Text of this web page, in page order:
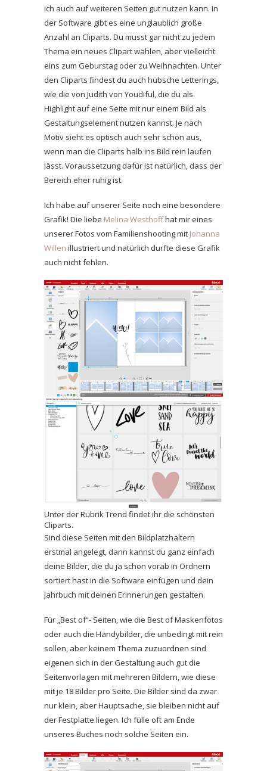
ich auch auf weiteren Seiten gut nutzen kann. In
der Software gibt es eine unglaublich große
Anzahl an Cliparts. Du musst gar nicht zu jedem
Thema ein neues Clipart wählen, aber vielleicht
eins zum Geburstag oder zu Weihnachten. Unter
den Cliparts findest du auch hübsche Letterings,
wie die von Judith von Youdiful, die du als
Highlight auf eine Seite mit nur einem Bild als
Gestaltungselement nutzen kannst. Je nach
Motiv sieht es optisch auch sehr schön aus,
wenn man die Cliparts halb ins Bild rein laufen
lässt. Voraussetzung dafür ist natürlich, dass der
Bereich eher ruhig ist.
Ich habe auf unserer Seite noch eine besondere
Grafik! Die liebe Melina Westhoffhat mir eines
unserer Fotos vom Familienshooting mit Johanna
Willen illustriert und natürlich durfte diese Grafik
auch nicht fehlen.
Unter der Rubrik Trend findet ihr die schönsten
Cliparts.
Sind diese Seiten mit den Bildplatzhaltern
erstmal angelegt, dann kannst du ganz einfach
deine Bilder, die du ja schon vorab in Ordnern
sortiert hast in die Software einfügen und dein
Jahrbuch mit deinen Erinnerungen gestalten.
Für „Best of“- Seiten, wie die Best of Maskenfotos
oder auch die Handybilder, die unbedingt mit rein
sollen, aber keinem Thema zuzuordnen sind
eigenen sich in der Gestaltung auch gut die
Seitenvorlagen mit mehreren Bildern, wie diese
mit je 18 Bilder pro Seite. Die Bilder sind da zwar
nur klein, aber Hauptsache, sie bleiben nicht auf
der Festplatte liegen. Ich fülle oft am Ende
unseres Buches noch solche Seiten ein.